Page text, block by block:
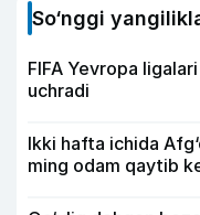
So‘nggi
FIFA Yevropa
uchradi
Ikki hafta ichida
ming odam qaytib